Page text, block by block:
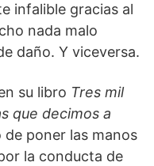
infalible gracias al
nada malo
daño. Y viceversa.
su libro Tres mil
que decimos a
de poner las manos
la conducta de